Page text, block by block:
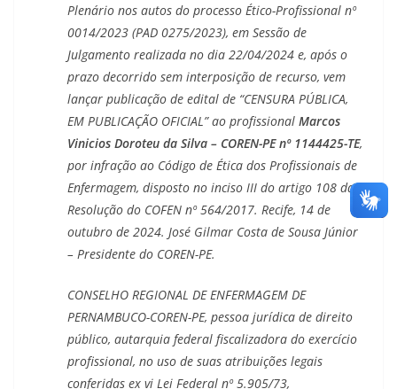
Plenário nos autos do processo Ético-Profissional nº
0014/2023 (PAD 0275/2023), em Sessão de
Julgamento realizada no dia 22/04/2024 e, após o
prazo decorrido sem interposição de recurso, vem
lançar publicação de edital de “CENSURA PÚBLICA,
EM PUBLICAÇÃO OFICIAL” ao profissional Marcos
Vinicios Doroteu da Silva – COREN-PE nº 1144425-TE,
por infração ao Código de Ética dos Profissionais de
Enfermagem, disposto no inciso III do artigo 108 da
Resolução do COFEN nº 564/2017. Recife, 14 de
outubro de 2024. José Gilmar Costa de Sousa Júnior
– Presidente do COREN-PE.
CONSELHO REGIONAL DE ENFERMAGEM DE
PERNAMBUCO-COREN-PE, pessoa jurídica de direito
público, autarquia federal fiscalizadora do exercício
profissional, no uso de suas atribuições legais
conferidas ex vi Lei Federal nº 5.905/73,